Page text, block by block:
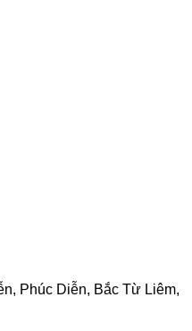
Phúc Diễn, Bắc Từ Liêm,